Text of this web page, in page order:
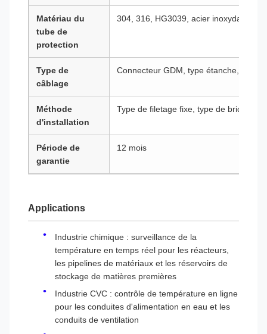
Matériau du
tube de
protection
304, 316, HG3039, acier inoxydable
Type de
câblage
Connecteur GDM, type étanche, type
Méthode
d'installation
Type de filetage fixe, type de bride, etc.
Période de
garantie
12 mois
Applications
Industrie chimique : surveillance de la
température en temps réel pour les réacteurs,
les pipelines de matériaux et les réservoirs de
stockage de matières premières
Industrie CVC : contrôle de température en ligne
pour les conduites d'alimentation en eau et les
conduits de ventilation